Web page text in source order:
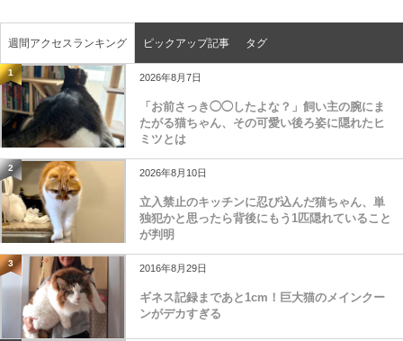
週間アクセスランキング ピックアップ記事 タグ
1 2026年8月7日
「お前さっき◯◯したよな？」飼い主の腕にま
たがる猫ちゃん、その可愛い後ろ姿に隠れたヒ
ミツとは
2 2026年8月10日
立入禁止のキッチンに忍び込んだ猫ちゃん、単
独犯かと思ったら背後にもう1匹隠れていること
が判明
3 2016年8月29日
ギネス記録まであと1cm！巨大猫のメインクー
ンがデカすぎる